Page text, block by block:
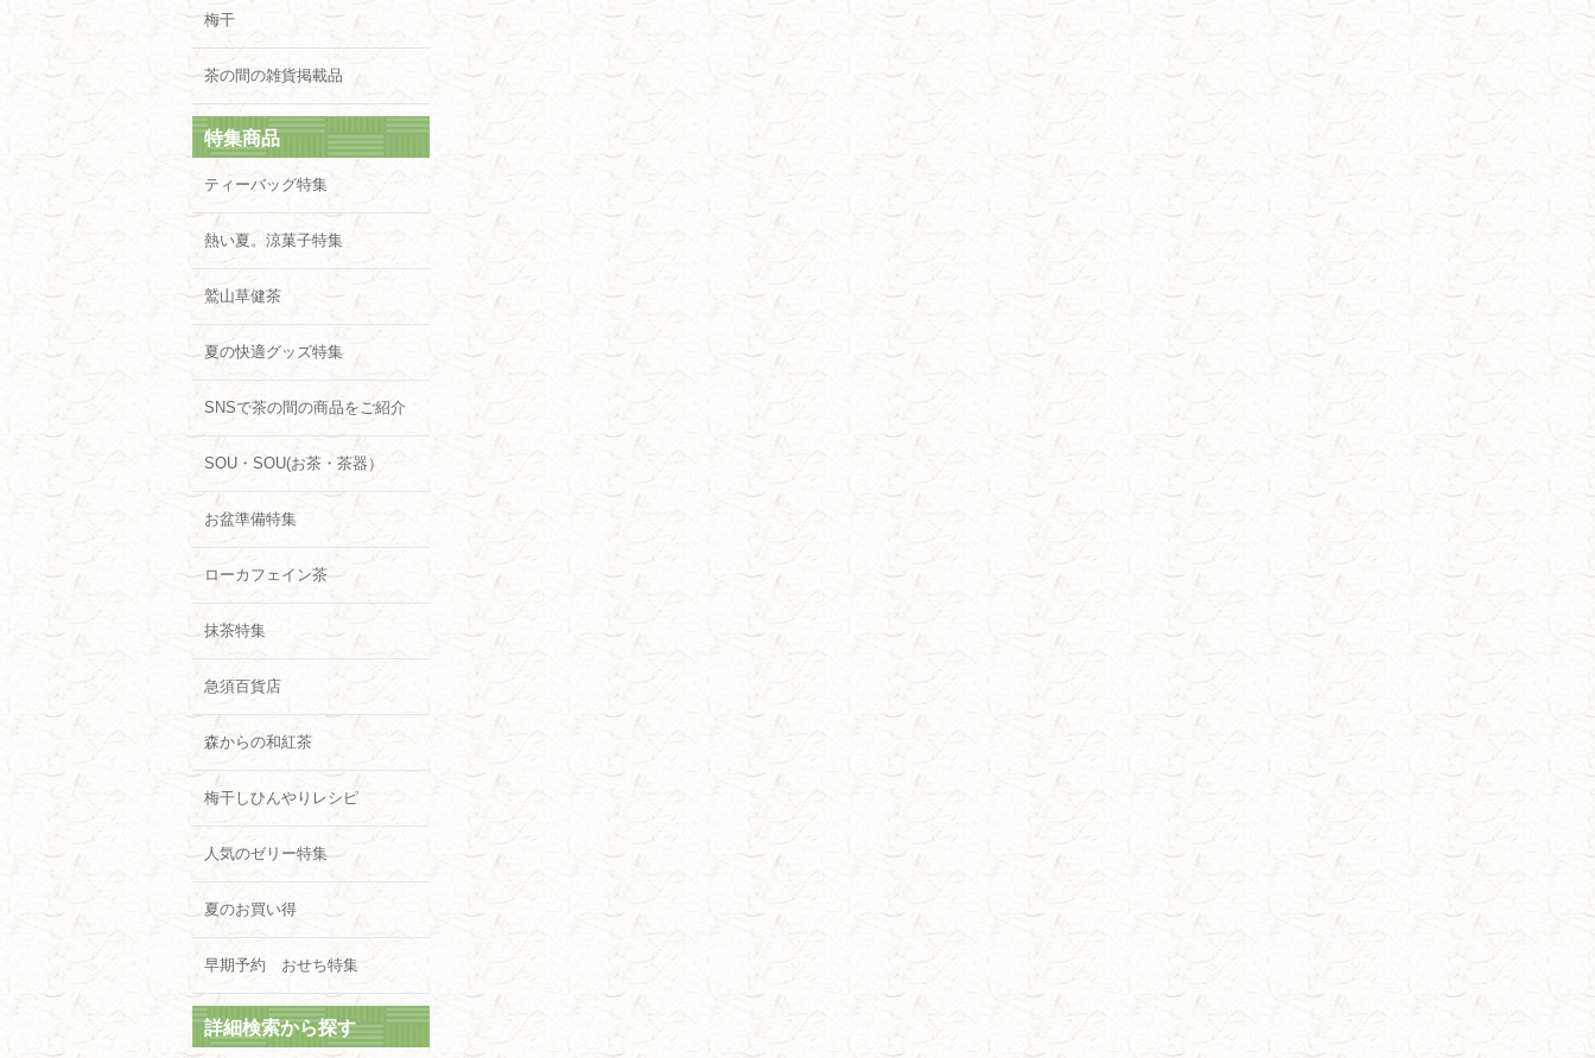
梅干
茶の間の雑貨掲載品
特集商品
ティーバッグ特集
熱い夏。涼菓子特集
鷲山草健茶
夏の快適グッズ特集
SNSで茶の間の商品をご紹介
SOU・SOU(お茶・茶器）
お盆準備特集
ローカフェイン茶
抹茶特集
急須百貨店
森からの和紅茶
梅干しひんやりレシピ
人気のゼリー特集
夏のお買い得
早期予約 おせち特集
詳細検索から探す